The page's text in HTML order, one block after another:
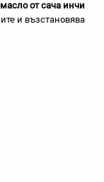
масло от сача инчи
и възстановява